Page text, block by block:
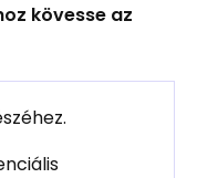
kövesse az